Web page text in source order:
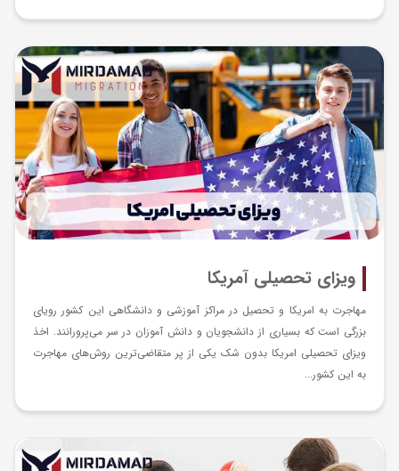
ویزای تحصیلی آمریکا
مهاجرت به امریکا و تحصیل در مراکز آموزشی و دانشگاهی این کشور رویای
بزرگی است که بسیاری از دانشجویان و دانش آموزان در سر می‌پرورانند. اخذ
ویزای تحصیلی امریکا بدون شک یکی از پر متقاضی‌ترین روش‌های مهاجرت
به این کشور...